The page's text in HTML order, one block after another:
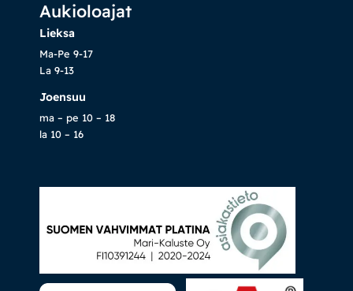
Senioreille
Aukioloajat
Lieksa
Ma-Pe 9-17
La 9-13
Joensuu
ma – pe 10 – 18
la 10 – 16